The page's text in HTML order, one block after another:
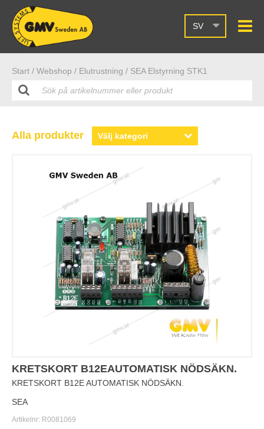
SV
Start / Webshop / Elutrustning / SEA Elstyrning STK1
Alla produkter
KRETSKORT B12EAUTOMATISK NÖDSÄKN.
KRETSKORT B12E AUTOMATISK NÖDSÄKN.
SEA
Artikelnr: R0081069